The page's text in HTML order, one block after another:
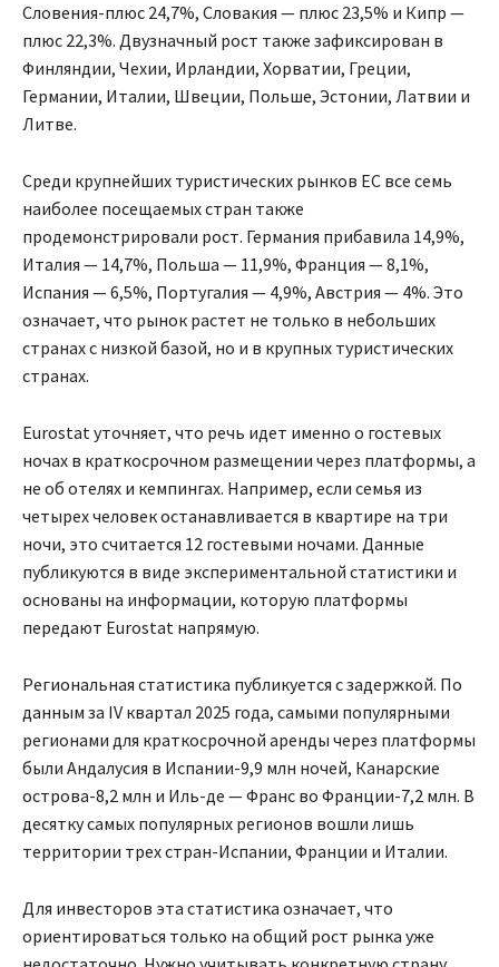
Словения-плюс 24,7%, Словакия — плюс 23,5% и Кипр —
плюс 22,3%. Двузначный рост также зафиксирован в
Финляндии, Чехии, Ирландии, Хорватии, Греции,
Германии, Италии, Швеции, Польше, Эстонии, Латвии и
Литве.
Среди крупнейших туристических рынков ЕС все семь
наиболее посещаемых стран также
продемонстрировали рост. Германия прибавила 14,9%,
Италия — 14,7%, Польша — 11,9%, Франция — 8,1%,
Испания — 6,5%, Португалия — 4,9%, Австрия — 4%. Это
означает, что рынок растет не только в небольших
странах с низкой базой, но и в крупных туристических
странах.
Eurostat уточняет, что речь идет именно о гостевых
ночах в краткосрочном размещении через платформы, а
не об отелях и кемпингах. Например, если семья из
четырех человек останавливается в квартире на три
ночи, это считается 12 гостевыми ночами. Данные
публикуются в виде экспериментальной статистики и
основаны на информации, которую платформы
передают Eurostat напрямую.
Региональная статистика публикуется с задержкой. По
данным за IV квартал 2025 года, самыми популярными
регионами для краткосрочной аренды через платформы
были Андалусия в Испании-9,9 млн ночей, Канарские
острова-8,2 млн и Иль-де — Франс во Франции-7,2 млн. В
десятку самых популярных регионов вошли лишь
территории трех стран-Испании, Франции и Италии.
Для инвесторов эта статистика означает, что
ориентироваться только на общий рост рынка уже